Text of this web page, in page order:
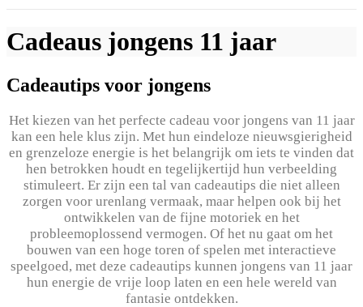
Cadeaus jongens 11 jaar
Cadeautips voor jongens
Het kiezen van het perfecte cadeau voor jongens van 11 jaar
kan een hele klus zijn. Met hun eindeloze nieuwsgierigheid
en grenzeloze energie is het belangrijk om iets te vinden dat
hen betrokken houdt en tegelijkertijd hun verbeelding
stimuleert. Er zijn een tal van cadeautips die niet alleen
zorgen voor urenlang vermaak, maar helpen ook bij het
ontwikkelen van de fijne motoriek en het
probleemoplossend vermogen. Of het nu gaat om het
bouwen van een hoge toren of spelen met interactieve
speelgoed, met deze cadeautips kunnen jongens van 11 jaar
hun energie de vrije loop laten en een hele wereld van
fantasie ontdekken.